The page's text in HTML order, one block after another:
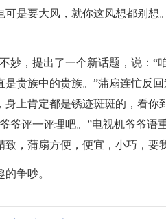
可是要大风，就你这风想都别想
不妙，提出了一个新话题，说：
是贵族中的贵族。”蒲扇连忙反
身上肯定都是锈迹斑斑的，看你
爷评一评理吧。”电视机爷爷语
致，蒲扇方便，便宜，小巧，要
争吵。